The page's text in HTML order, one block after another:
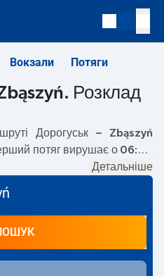
Вокзали Потяги
Розклад
Дорогуськ – Zbąszyń
потяг вирушає о 06:00
потяги перевізника PKP
маршрут на станції Zbąszyń.
Детальніше